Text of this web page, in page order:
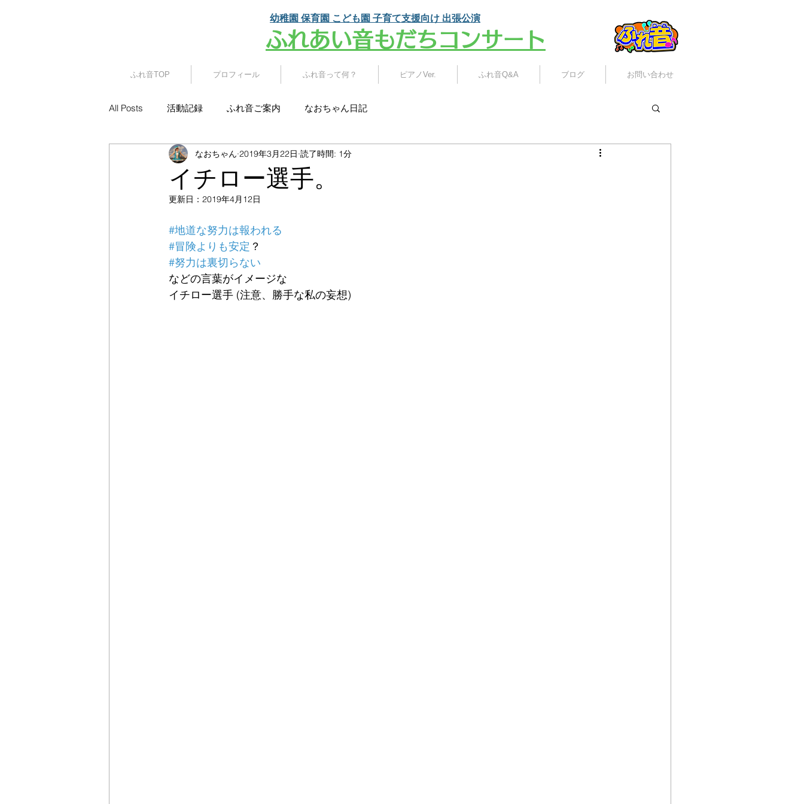
幼稚園 保育園 こども園 子育て支援向け 出張公演
​ふれあい音もだちコンサート
ふれ音TOP プロフィール ふれ音って何？ ピアノVer. ふれ音Q&A ブログ お問い合わせ
All Posts 活動記録 ふれ音ご案内 なおちゃん日記
イチロー選手。
なおちゃん 2019年3月22日 読了時間: 1分
更新日： 2019年4月12日
#地道な努力は報われる
#冒険よりも安定 ？
#努力は裏切らない
などの言葉がイメージな
イチロー選手 (注意、勝手な私の妄想)